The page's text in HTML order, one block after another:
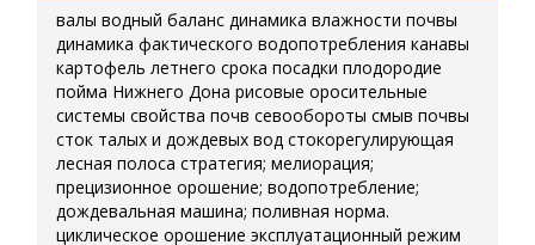
валы водный баланс динамика влажности почвы
динамика фактического водопотребления канавы
картофель летнего срока посадки плодородие
пойма Нижнего Дона рисовые оросительные
системы свойства почв севообороты смыв почвы
сток талых и дождевых вод стокорегулирующая
лесная полоса стратегия; мелиорация;
прецизионное орошение; водопотребление;
дождевальная машина; поливная норма.
циклическое орошение эксплуатационный режим